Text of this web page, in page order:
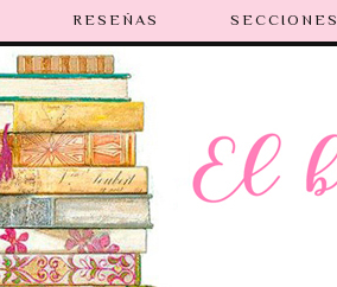
RESEÑAS SECCIONES